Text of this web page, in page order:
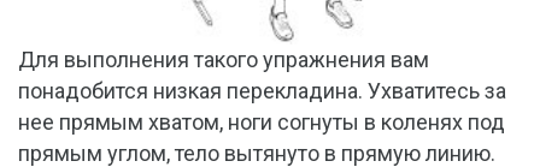
Для выполнения такого упражнения вам
понадобится низкая перекладина. Ухватитесь за
нее прямым хватом, ноги согнуты в коленях под
прямым углом, тело вытянуто в прямую линию.